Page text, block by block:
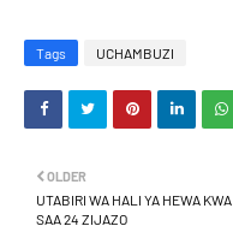
Tags UCHAMBUZI
OLDER
UTABIRI WA HALI YA HEWA KWA
SAA 24 ZIJAZO